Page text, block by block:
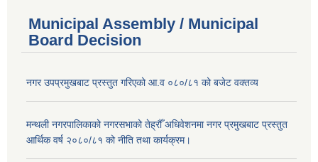
Municipal Assembly / Municipal
Board Decision
नगर उपप्रमुखबाट प्रस्तुत गरिएको आ.व ०८०/८१ को बजेट वक्तव्य
मन्थली नगरपालिकाको नगरसभाको तेह्रौँ अधिवेशनमा नगर प्रमुखबाट प्रस्तुत
आर्थिक वर्ष २०८०/८१ को नीति तथा कार्यक्रम।